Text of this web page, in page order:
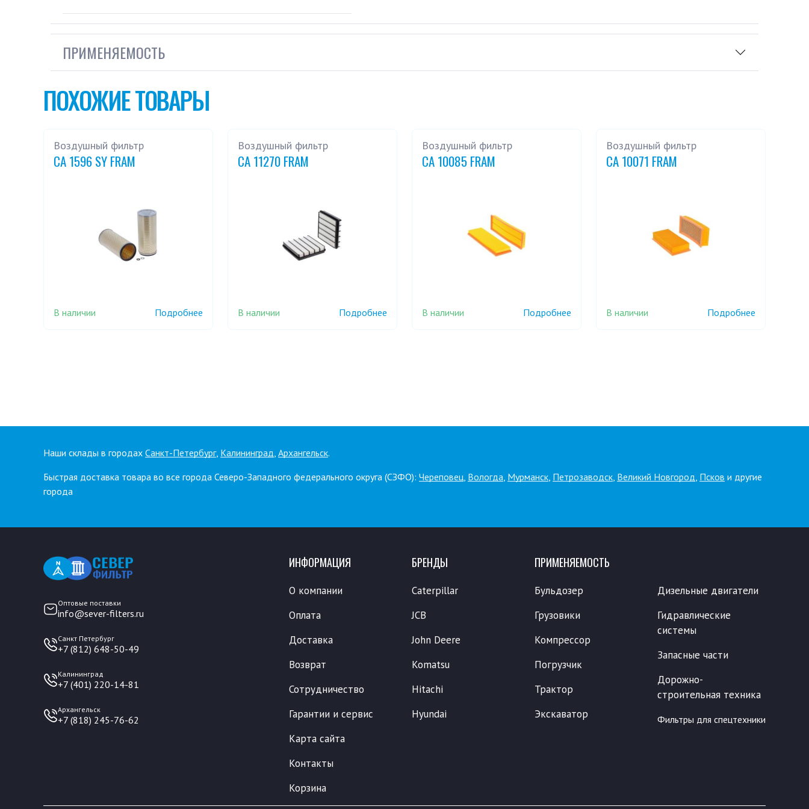
ПРИМЕНЯЕМОСТЬ
ПОХОЖИЕ ТОВАРЫ
Воздушный фильтр
CA 1596 SY FRAM
В наличии Подробнее
Воздушный фильтр
CA 11270 FRAM
В наличии Подробнее
Воздушный фильтр
CA 10085 FRAM
В наличии Подробнее
Воздушный фильтр
CA 10071 FRAM
В наличии Подробнее
Наши склады в городах Санкт-Петербург, Калининград, Архангельск.
Быстрая доставка товара во все города Северо-Западного федерального округа (СЗФО): Череповец, Вологда, Мурманск, Петрозаводск, Великий Новгород, Псков и другие
города
Оптовые поставки
info@sever-filters.ru
Санкт Петербург
+7 (812) 648-50-49
Калининград
+7 (401) 220-14-81
Архангельск
+7 (818) 245-76-62
ИНФОРМАЦИЯ
О компании
Оплата
Доставка
Возврат
Сотрудничество
Гарантии и сервис
Карта сайта
Контакты
Корзина
БРЕНДЫ
Caterpillar
JCB
John Deere
Komatsu
Hitachi
Hyundai
ПРИМЕНЯЕМОСТЬ
Бульдозер
Грузовики
Компрессор
Погрузчик
Трактор
Экскаватор
Дизельные двигатели
Гидравлические
системы
Запасные части
Дорожно-
строительная техника
Фильтры для спецтехники